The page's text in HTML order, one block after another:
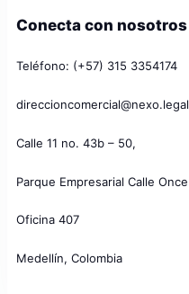
Conecta con nosotros
Teléfono: (+57) 315 3354174
direccioncomercial@nexo.legal
Calle 11 no. 43b – 50,
Parque Empresarial Calle Once
Oficina 407
Medellín, Colombia